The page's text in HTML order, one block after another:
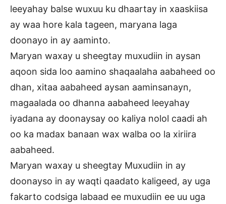
leeyahay balse wuxuu ku dhaartay in xaaskiisa
ay waa hore kala tageen, maryana laga
doonayo in ay aaminto.
Maryan waxay u sheegtay muxudiin in aysan
aqoon sida loo aamino shaqaalaha aabaheed oo
dhan, xitaa aabaheed aysan aaminsanayn,
magaalada oo dhanna aabaheed leeyahay
iyadana ay doonaysay oo kaliya nolol caadi ah
oo ka madax banaan wax walba oo la xiriira
aabaheed.
Maryan waxay u sheegtay Muxudiin in ay
doonayso in ay waqti qaadato kaligeed, ay uga
fakarto codsiga labaad ee muxudiin ee uu uga